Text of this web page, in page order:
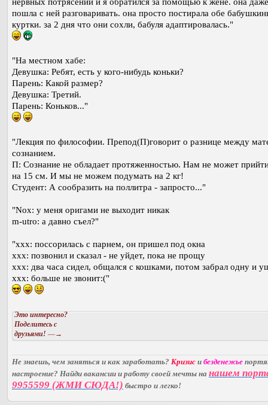
пошла с ней разговаривать. она просто постирала обе
куртки. за 2 дня что они сохли, бабуля адаптировалась."
"На местном хабе:
Девушка: Ребят, есть у кого-нибудь коньки?
Парень: Какой размер?
Девушка: Третий.
Парень: Коньков..."
"Лекция по философии. Препод(П)говорит о разнице между
сознанием.
П: Сознание не обладает протяженностью. Нам не может
на 15 см. И мы не можем подумать на 2 кг!
Студент: А сообразить на поллитра - запросто..."
"Nox: у меня оригами не выходит никак
m-utro: а давно съел?"
"ххх: поссорилась с парнем, он пришел под окна
ххх: позвонил и сказал - не уйдет, пока не прощу
ххх: два часа сидел, общался с кошками, потом забрал одну и
ххх: больше не звонит:("
Это интересно?
Поделитесь с
друзьями! —→
Не знаешь, чем заняться и как заработать? Кризис и безденежье
настроение? Найди вакансии и работу своей мечты на нашем
9955599 (ЖМИ СЮДА!) быстро и легко!